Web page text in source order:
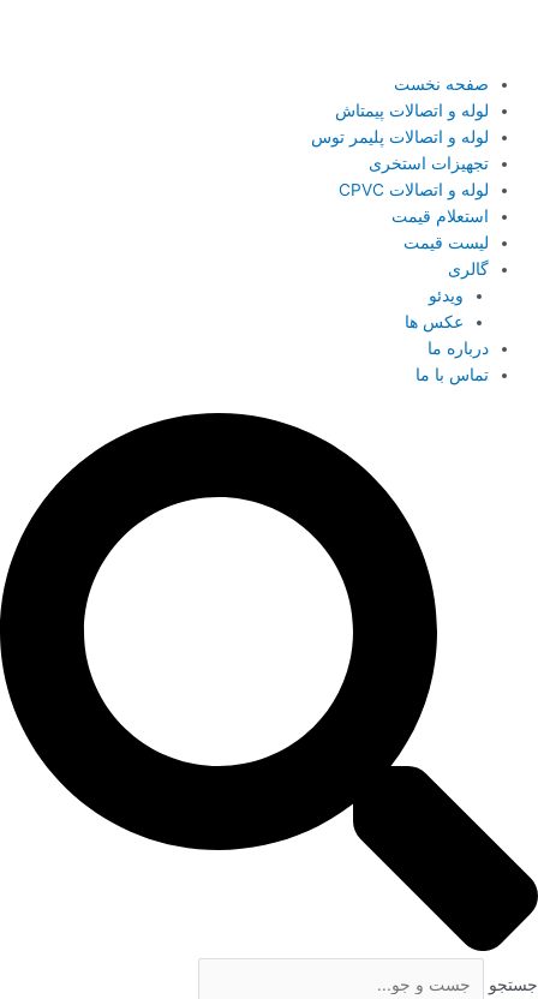
صفحه نخست
لوله و اتصالات پیمتاش
لوله و اتصالات پلیمر توس
تجهیزات استخری
لوله و اتصالات CPVC
استعلام قیمت
لیست قیمت
گالری
ویدئو
عکس ها
درباره ما
تماس با ما
جستجو